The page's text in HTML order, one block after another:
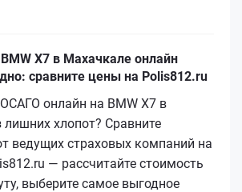
X7 в Махачкале онлайн
сравните цены на Polis812.ru
онлайн на BMW X7 в
хлопот? Сравните
ведущих страховых компаний на
— рассчитайте стоимость
выберите самое выгодное